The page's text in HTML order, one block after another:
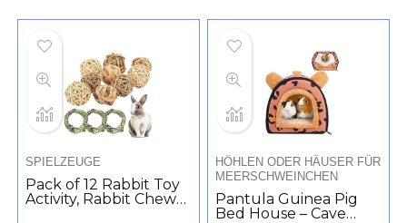
SPIELZEUGE
Pack of 12 Rabbit Toy
Activity, Rabbit Chew
HÖHLEN ODER HÄUSER FÜR
MEERSCHWEINCHEN
Pantula Guinea Pig
Bed House – Cave